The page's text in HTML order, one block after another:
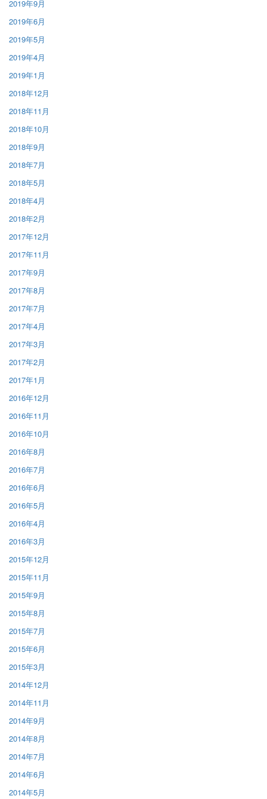
2019年9月
2019年6月
2019年5月
2019年4月
2019年1月
2018年12月
2018年11月
2018年10月
2018年9月
2018年7月
2018年5月
2018年4月
2018年2月
2017年12月
2017年11月
2017年9月
2017年8月
2017年7月
2017年4月
2017年3月
2017年2月
2017年1月
2016年12月
2016年11月
2016年10月
2016年8月
2016年7月
2016年6月
2016年5月
2016年4月
2016年3月
2015年12月
2015年11月
2015年9月
2015年8月
2015年7月
2015年6月
2015年3月
2014年12月
2014年11月
2014年9月
2014年8月
2014年7月
2014年6月
2014年5月